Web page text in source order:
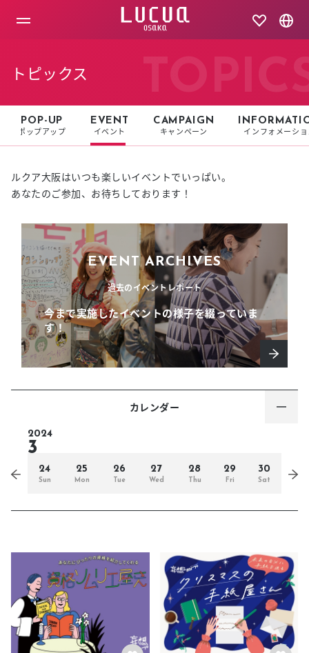
トピックス
POP-UP
ポップアップ
EVENT
イベント
CAMPAIGN
キャンペーン インフォメーシ
ルクア大阪はいつも楽しいイベントでいっぱい。
あなたのご参加、お待ちしております！
EVENT ARCHIVES
過去のイベントレポート
今まで実施したイベントの様子を綴っていま
す！
カレンダー
2024
3
24
Sun
25
Mon
26
Tue
27
Wed
28
Thu
29
Fri
30
Sat